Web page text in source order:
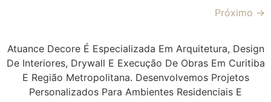
Próximo →
Atuance Decore É Especializada Em Arquitetura, Design
De Interiores, Drywall E Execução De Obras Em Curitiba
E Região Metropolitana. Desenvolvemos Projetos
Personalizados Para Ambientes Residenciais E